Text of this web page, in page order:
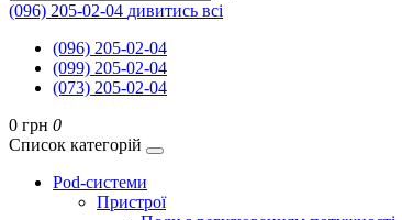
(096) 205-02-04 дивитись всі
(096) 205-02-04
(099) 205-02-04
(073) 205-02-04
0 грн 0
Список категорій
Pod-системи
Пристрої